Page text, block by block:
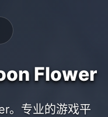
Flower
。专业的游戏平